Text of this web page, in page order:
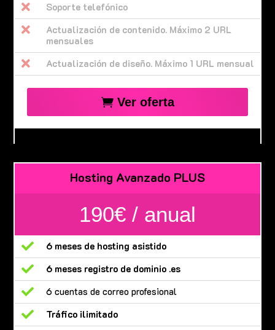
 Soporte telefónico

Actualización de contenido. Máximo 2 URL
mensuales
 Actualización de diseño. Máximo 1 URL mensual
Ver oferta
Hosting Avanzado PLUS
190€ / anual
 6 meses de hosting asistido
 6 meses registro de dominio .es
 6 cuentas de correo profesional
 Tráfico ilimitado